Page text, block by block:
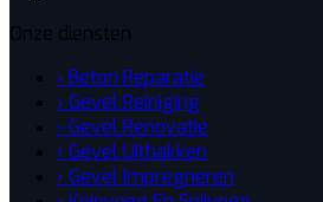
Onze diensten
› Beton Reparatie
› Gevel Reiniging
› Gevel Renovatie
› Gevel Uithakken
› Gevel Impregneren